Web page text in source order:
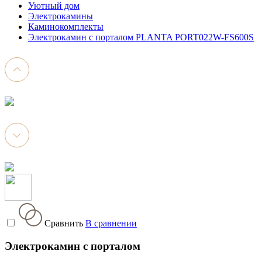
Уютный дом
Электрокамины
Каминокомплекты
Электрокамин с порталом PLANTA PORT022W-FS600S
Сравнить В сравнении
Электрокамин с порталом